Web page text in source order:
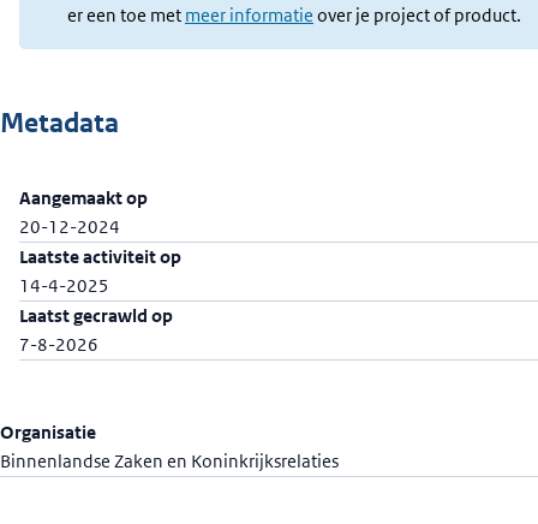
Organisatie
Binnenlandse Zaken en Koninkrijksrelaties
er een toe met meer informatie over je project of product.
Metadata
Aangemaakt op
20-12-2024
Laatste activiteit op
14-4-2025
Laatst gecrawld op
7-8-2026